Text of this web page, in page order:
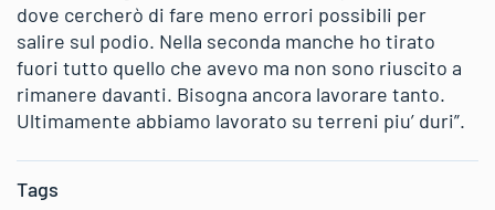
dove cercherò di fare meno errori possibili per
salire sul podio. Nella seconda manche ho tirato
fuori tutto quello che avevo ma non sono riuscito a
rimanere davanti. Bisogna ancora lavorare tanto.
Ultimamente abbiamo lavorato su terreni piu’ duri”.
Tags